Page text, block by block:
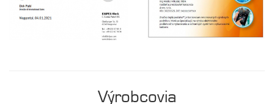
Výrobcovia